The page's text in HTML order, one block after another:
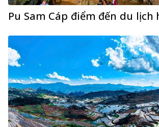
Pu Sam Cáp điểm đến du lịch